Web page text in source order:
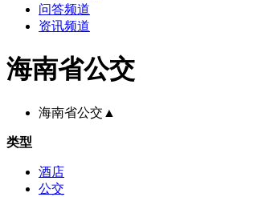
问答频道
资讯频道
海南省公交
海南省公交 ▲
类型
酒店
公交